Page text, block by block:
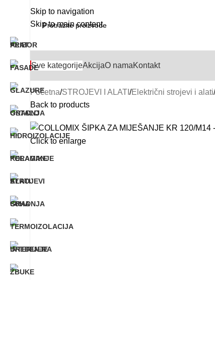
Skip to navigation
Skip to main content
Sve kategorijeAkcijaO namaKontakt
Početna STROJEVI I ALATI Električni strojevi i alati
Back to products
Click to enlarge